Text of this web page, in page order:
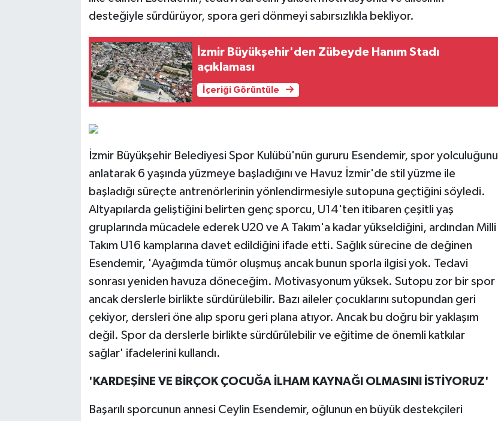
desteğiyle sürdürüyor, spora geri dönmeyi sabırsızlıkla bekliyor.
İzmir Büyükşehir'den Zübeyde Hanım Stadı
açıklaması
İçeriği Görüntüle
İzmir Büyükşehir Belediyesi Spor Kulübü'nün gururu Esendemir, spor yolculuğunu
anlatarak 6 yaşında yüzmeye başladığını ve Havuz İzmir'de stil yüzme ile
başladığı süreçte antrenörlerinin yönlendirmesiyle sutopuna geçtiğini söyledi.
Altyapılarda geliştiğini belirten genç sporcu, U14'ten itibaren çeşitli yaş
gruplarında mücadele ederek U20 ve A Takım'a kadar yükseldiğini, ardından Milli
Takım U16 kamplarına davet edildiğini ifade etti. Sağlık sürecine de değinen
Esendemir, 'Ayağımda tümör oluşmuş ancak bunun sporla ilgisi yok. Tedavi
sonrası yeniden havuza döneceğim. Motivasyonum yüksek. Sutopu zor bir spor
ancak derslerle birlikte sürdürülebilir. Bazı aileler çocuklarını sutopundan geri
çekiyor, dersleri öne alıp sporu geri plana atıyor. Ancak bu doğru bir yaklaşım
değil. Spor da derslerle birlikte sürdürülebilir ve eğitime de önemli katkılar
sağlar' ifadelerini kullandı.
'KARDEŞİNE VE BİRÇOK ÇOCUĞA İLHAM KAYNAĞI OLMASINI İSTİYORUZ'
Başarılı sporcunun annesi Ceylin Esendemir, oğlunun en büyük destekçileri